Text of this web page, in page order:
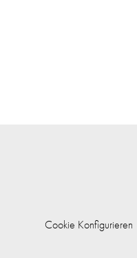
Cookie Konfigurieren